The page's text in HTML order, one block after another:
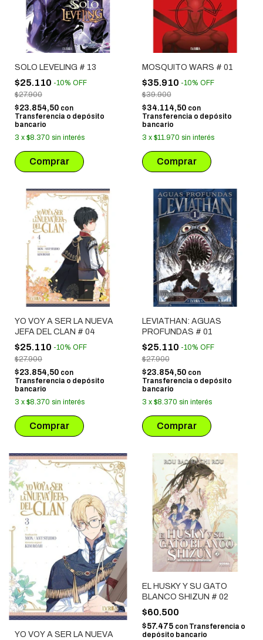
SOLO LEVELING # 13
$25.110 -10% OFF
$27.900
$23.854,50 con
Transferencia o depósito
bancario
3 x $8.370 sin interés
MOSQUITO WARS # 01
$35.910 -10% OFF
$39.900
$34.114,50 con
Transferencia o depósito
bancario
3 x $11.970 sin interés
YO VOY A SER LA NUEVA
JEFA DEL CLAN # 04
$25.110 -10% OFF
$27.900
$23.854,50 con
Transferencia o depósito
bancario
3 x $8.370 sin interés
LEVIATHAN: AGUAS
PROFUNDAS # 01
$25.110 -10% OFF
$27.900
$23.854,50 con
Transferencia o depósito
bancario
3 x $8.370 sin interés
YO VOY A SER LA NUEVA
EL HUSKY Y SU GATO
BLANCO SHIZUN # 02
$60.500
$57.475 con Transferencia o
depósito bancario